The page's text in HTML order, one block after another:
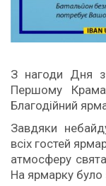
З нагоди Дня
Першому
Благодійний
Завдяки
всіх гостей
атмосферу
На ярмарку було